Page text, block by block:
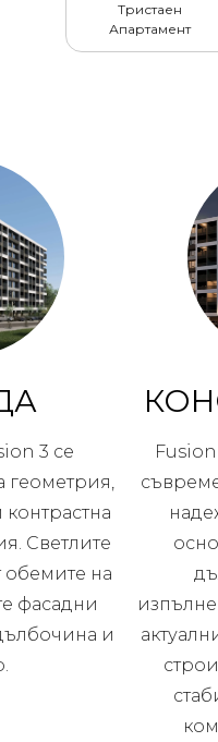
Тристаен
Апартамент
3 се
геометрия,
Светлите
обемите на
фасадни
и